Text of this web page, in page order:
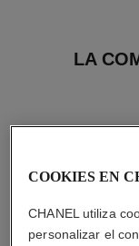
LA
COOKIES EN
CHANEL utiliza
personalizar el